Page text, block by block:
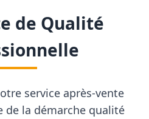
de Qualité
service après-vente
la démarche qualité